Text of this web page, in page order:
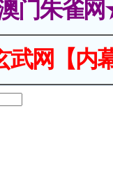
门朱雀
武网【内